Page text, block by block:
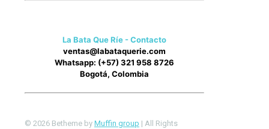
La Bata Que Ríe - Contacto
ventas@labataquerie.com
Whatsapp: (+57) 321 958 8726
Bogotá, Colombia
© 2026 Betheme by Muffin group | All Rights